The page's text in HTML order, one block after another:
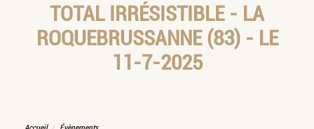
TOTAL IRRÉSISTIBLE - LA
ROQUEBRUSSANNE (83) - LE
11-7-2025